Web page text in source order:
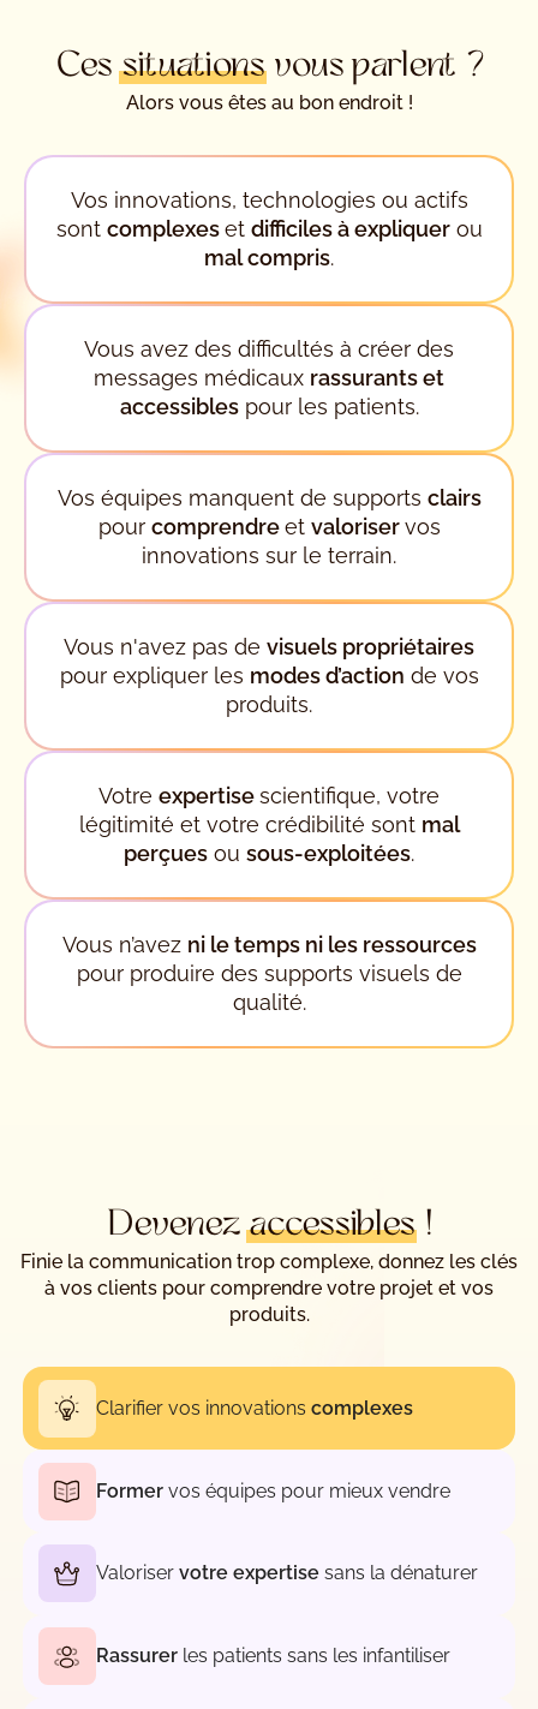
Ces situations vous parlent ?
Alors vous êtes au bon endroit !
Vos innovations, technologies ou actifs
sont complexeset difficiles à expliquerou
mal compris.
Vous avez des difficultés à créer des
messages médicaux rassurants et
accessiblespour les patients.
Vos équipes manquent de supports clairs
pour comprendreet valoriservos
innovations sur le terrain.
Vous n'avez pas de visuels propriétaires
pour expliquer les modes d’action de vos
produits.
Votre expertisescientifique, votre
légitimité et votre crédibilité sont mal
perçues ou sous-exploitées.
Vous n’avez ni le temps ni les ressources
pour produire des supports visuels de
qualité.
Devenezaccessibles !
Finie la communication trop complexe, donnez les clés
à vos clients pour comprendre votre projet et vos
produits.
Clarifier vos innovations complexes
Formervos équipes pour mieux vendre
Valoriser votre expertisesans la dénaturer
Rassurerles patients sans les infantiliser